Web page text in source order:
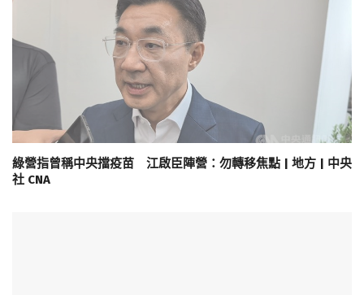
綠營指曾稱中央擋疫苗 江啟臣陣營：勿轉移焦點 | 地方 | 中央
社 CNA